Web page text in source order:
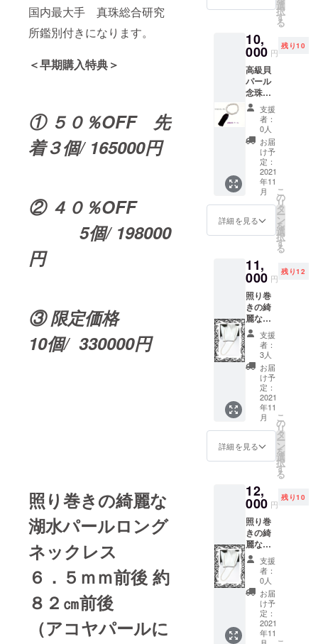
国内最大手 真珠総合研究
所鑑別付きになります。
＜早期購入特典＞
① ５０％OFF 先
着３個/ 165000円
② ４０％OFF
5個/ 198000
円
③ 限定価格
10個/ 330000円
照り巻きの綺麗な
湖水パールロング
ネックレス
６．５ｍｍ前後 約
８２㎝前後
（アコヤパールに
す。
発送さ
せて頂
す。
せ。）
★長さ
４５ｃ
ｍ前後
★クラ
スプ 花
冠（Ｓ
Ｖ真
鍮） ネ
コポス
にて１
１月２
０日ま
でに発
送させ
て頂き
ます。
選
択
す
る
10,
000 円
残り10
高級貝
パール
念珠
９ｍｍ
サイズ
ランク
は高級
である
ためと
ても綺
麗な輝
きがご
ざいま
す。 ＊
＊＊ご
はアコ
ヤ真珠
ではご
ざいま
せんの
でお間
違えの
無いよ
うお願
い致し
ます。
ネコポ
スにて
１１月
２０日
までに
発送さ
支援
者：
0人
お届
け予
定：
2021
年11
月
詳細を見る
こ
の
リ
タ
ー
ン
を
選
択
す
る
11,
000 円
残り12
照り巻
きの綺
麗な湖
水パー
ルロン
グネッ
クレス
６．５
ｍｍ前
後 約８
２㎝前
後 長さ
約８２
cm前後
ラスプ
ＳＶ 花
冠 宅急
便コン
パクト
にて１
１月２
０日ま
でに発
送させ
て頂き
ます。
支援
者：
3人
お届
け予
定：
2021
年11
月
詳細を見る
こ
の
リ
タ
ー
ン
を
選
択
す
る
12,
000 円
残り10
照り巻
きの綺
麗な湖
水パー
ルロン
グネッ
クレス
６．５
ｍｍ前
後 約８
２㎝前
支援
者：
0人
お届
け予
定：
2021
年11